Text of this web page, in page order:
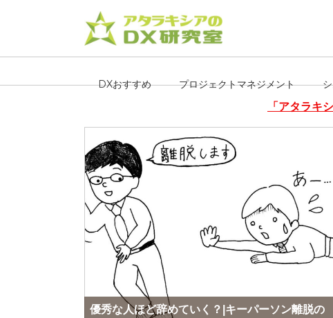
DXおすすめ プロジェクトマネジメント
「アタラキ
優秀な人ほど辞めていく？|キーパーソン離脱の